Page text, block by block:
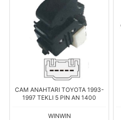
CAM ANAHTARI TOYOTA 1993-
1997 TEKLI 5 PIN AN 1400
WINWIN